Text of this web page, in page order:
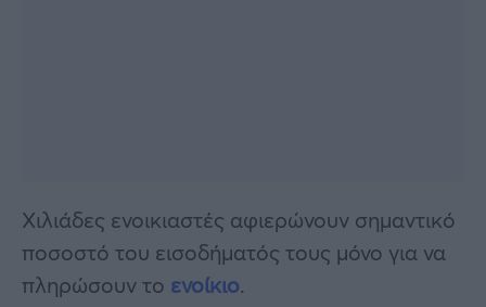
Χιλιάδες ενοικιαστές αφιερώνουν σημαντικό
ποσοστό του εισοδήματός τους μόνο για να
πληρώσουν το ενοίκιο.